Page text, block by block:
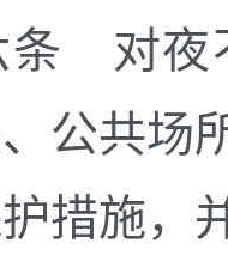
对夜不
公共场
措施，